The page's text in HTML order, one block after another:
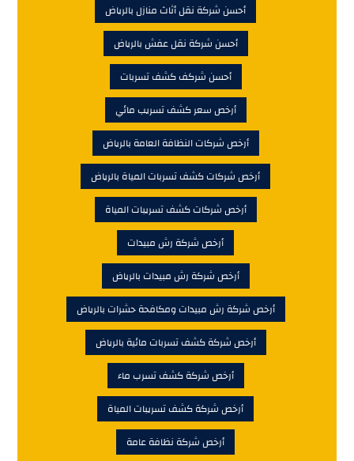
أحسن شركة نقل أثاث منازل بالرياض
أحسن شركة نقل عفش بالرياض
أحسن شركف كشف تسربات
أرخص سعر كشف تسريب مائي
أرخص شركات النظافة العامة بالرياض
أرخص شركات كشف تسربات المياة بالرياض
أرخص شركات كشف تسريبات المياة
أرخص شركة رش مبيدات
أرخص شركة رش مبيدات بالرياض
أرخص شركة رش مبيدات ومكافحة حشرات بالرياض
أرخص شركة كشف تسربات مائية بالرياض
أرخص شركة كشف تسرب ماء
أرخص شركة كشف تسريبات المياة
أرخص شركة نظافة عامة